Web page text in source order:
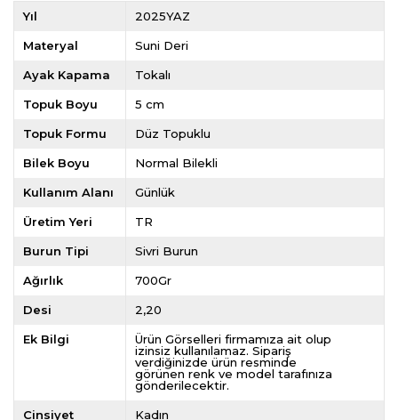
Yıl 2025YAZ
Materyal Suni Deri
Ayak Kapama Tokalı
Topuk Boyu 5 cm
Topuk Formu Düz Topuklu
Bilek Boyu Normal Bilekli
Kullanım Alanı Günlük
Üretim Yeri TR
Burun Tipi Sivri Burun
Ağırlık 700Gr
Desi 2,20
Ek Bilgi
Ürün Görselleri firmamıza ait olup
izinsiz kullanılamaz. Sipariş
verdiğinizde ürün resminde
görünen renk ve model tarafınıza
gönderilecektir.
Cinsiyet Kadın